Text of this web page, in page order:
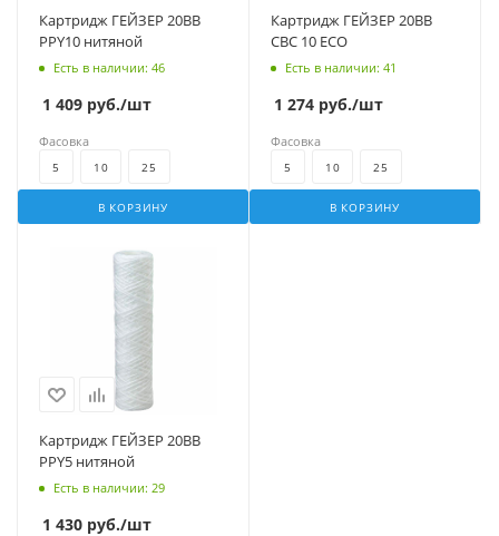
Картридж ГЕЙЗЕР 20BB
PPY10 нитяной
Есть в наличии: 46
1 409 руб./шт
В КОРЗИНУ
Фасовка
5 10 25
Картридж ГЕЙЗЕР 20BB
СВС 10 ECO
Есть в наличии: 41
1 274 руб./шт
В КОРЗИНУ
Фасовка
5 10 25
Картридж ГЕЙЗЕР 20BB
PPY5 нитяной
Есть в наличии: 29
1 430 руб./шт